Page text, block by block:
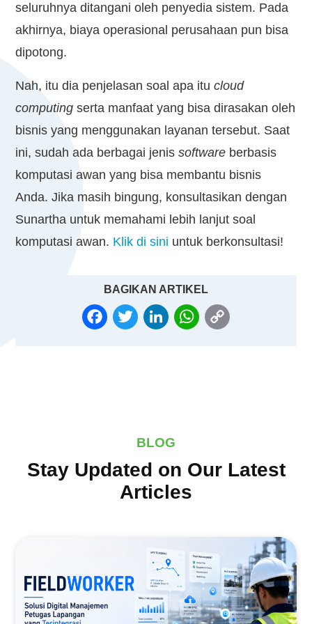
seluruhnya ditangani oleh penyedia sistem. Pada
akhirnya, biaya operasional perusahaan pun bisa
dipotong.
Nah, itu dia penjelasan soal apa itucloud
computing serta manfaat yang bisa dirasakan oleh
bisnis yang menggunakan layanan tersebut. Saat
ini, sudah ada berbagai jenissoftware berbasis
komputasi awan yang bisa membantu bisnis
Anda. Jika masih bingung, konsultasikan dengan
Sunartha untuk memahami lebih lanjut soal
komputasi awan. Klik di sini untuk berkonsultasi!
BAGIKAN ARTIKEL
FACEBOOK
TWITTERLINKEDINWHATSAPP
BLOG
Stay Updated on Our Latest
Articles